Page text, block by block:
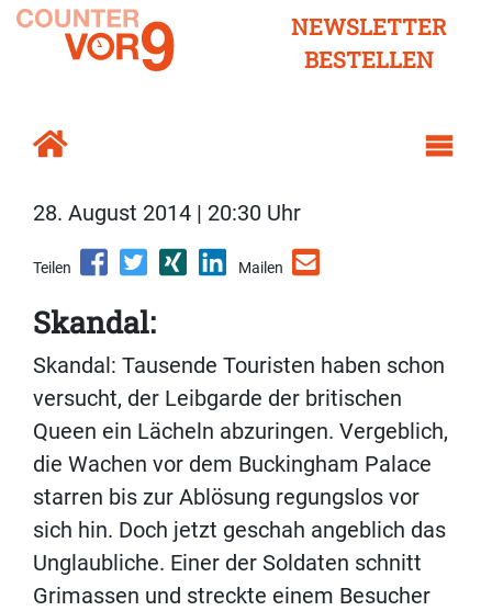
NEWSLETTER
BESTELLEN
28. August 2014 | 20:30 Uhr
Teilen Mailen
Skandal:
Skandal: Tausende Touristen haben schon
versucht, der Leibgarde der britischen
Queen ein Lächeln abzuringen. Vergeblich,
die Wachen vor dem Buckingham Palace
starren bis zur Ablösung regungslos vor
sich hin. Doch jetzt geschah angeblich das
Unglaubliche. Einer der Soldaten schnitt
Grimassen und streckte einem Besucher